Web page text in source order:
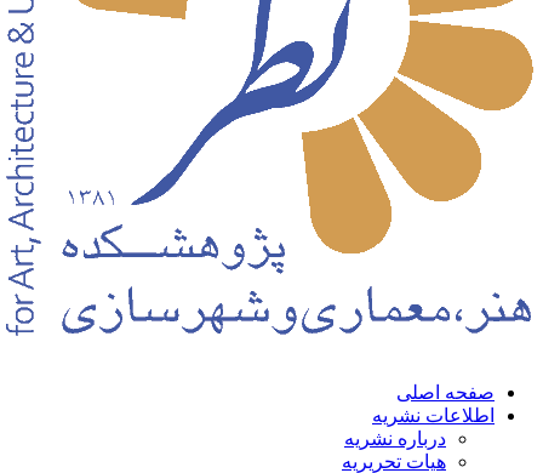
اصلی
نشریه
درباره نشریه
هیات تحریریه